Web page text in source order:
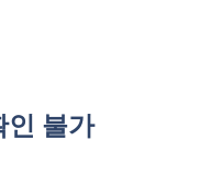
인 불가